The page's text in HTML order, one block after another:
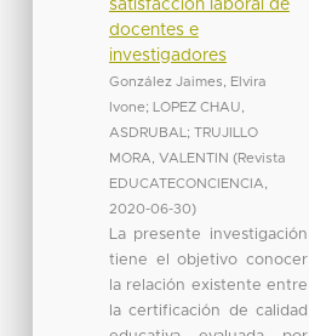
satisfacción laboral de
docentes e
investigadores
González Jaimes, Elvira
Ivone;
LOPEZ CHAU,
ASDRUBAL ; TRUJILLO
MORA, VALENTIN (Revista
EDUCATECONCIENCIA
2020-06-30)
La presente investigación
tiene el objetivo conocer
la relación existente entre
la certificación de calidad